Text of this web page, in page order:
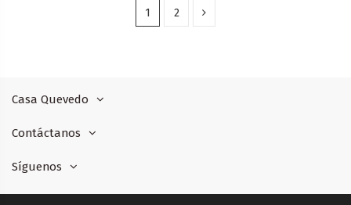
1 2
Casa Quevedo
Contáctanos
Síguenos